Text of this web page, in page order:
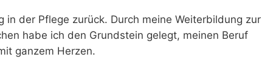
der Pflege zurück. Durch meine Weiterbildung zur
habe ich den Grundstein gelegt, meinen Beruf
ganzem Herzen.